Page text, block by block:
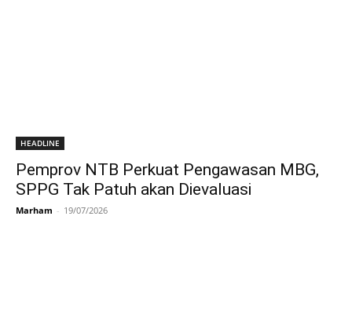
HEADLINE
Pemprov NTB Perkuat Pengawasan MBG,
SPPG Tak Patuh akan Dievaluasi
Marham - 19/07/2026